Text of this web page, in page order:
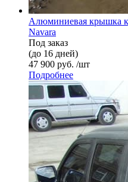
Алюминиевая крышка
Navara
Под заказ
(до 16 дней)
47 900 руб. /шт
Подробнее